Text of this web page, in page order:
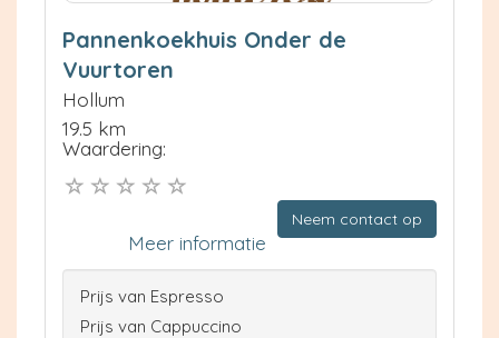
Pannenkoekhuis Onder de
Vuurtoren
Hollum
19.5 km
Waardering:
Neem contact op
Meer informatie
Prijs van Espresso
Prijs van Cappuccino